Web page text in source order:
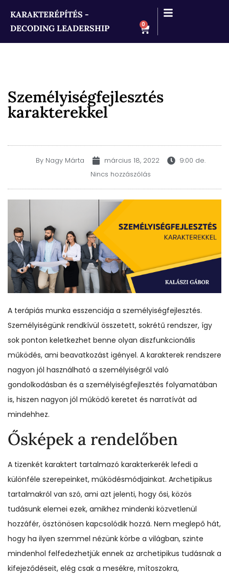
KARAKTERÉPÍTÉS -
DECODING LEADERSHIP
0
Személyiségfejlesztés
karakterekkel
By Nagy Márta március 18, 2022
9:00 de.
Nincs hozzászólás
A terápiás munka esszenciája a személyiségfejlesztés.
Személyiségünk rendkívül összetett, sokrétű rendszer, így
sok ponton keletkezhet benne olyan diszfunkcionális
működés, ami beavatkozást igényel. A karakterek rendszere
nagyon jól használható a személyiségről való
gondolkodásban és a személyiségfejlesztés folyamatában
is, hiszen nagyon jól működő keretet és narratívát ad
mindehhez.
Ősképek a rendelőben
A tizenkét karaktert tartalmazó karakterkerék lefedi a
különféle szerepeinket, működésmódjainkat. Archetipikus
tartalmakról van szó, ami azt jelenti, hogy ősi, közös
tudásunk elemei ezek, amikhez mindenki közvetlenül
hozzáfér, ösztönösen kapcsolódik hozzá. Nem meglepő hát,
hogy ha ilyen szemmel nézünk körbe a világban, szinte
mindenhol felfedezhetjük ennek az archetipikus tudásnak a
kifejeződéseit, elég csak a mesékre, mítoszokra,